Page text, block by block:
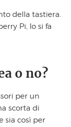
della tastiera.
Pi, lo si fa
o no?
per un
scorta di
sia così per